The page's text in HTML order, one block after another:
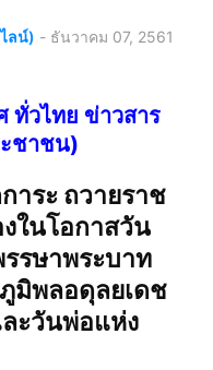
ลน์) - ธันวาคม 07, 2561
ทั่วไทย ข่าวสาร
ชาชน)
าระ ถวายราช
ในโอกาสวัน
รษาพระบาท
มิพลอดุลยเดช
ะวันพ่อแห่ง